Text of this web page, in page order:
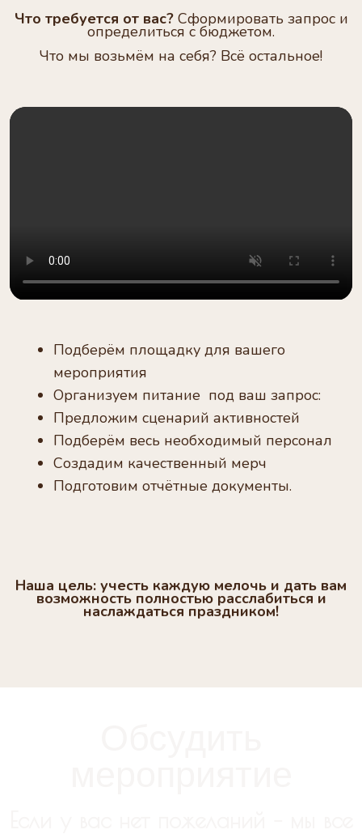
Что требуется от вас?Сформировать запрос и
определиться с бюджетом.
Что мы возьмём на себя? Всё остальное!
Подберём площадку для вашего
мероприятия
Организуем питание под ваш запрос:
Предложим сценарий активностей
Подберём весь необходимый персонал
Создадим качественный мерч
Подготовим отчётные документы.
Наша цель: учесть каждую мелочь и дать вам
возможность полностью расслабиться и
наслаждаться праздником!